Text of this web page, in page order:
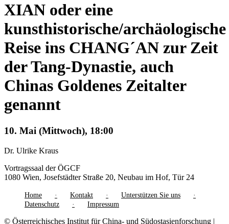
XIAN oder eine
kunsthistorische/archäologische
Reise ins CHANG´AN zur Zeit
der Tang-Dynastie, auch
Chinas Goldenes Zeitalter
genannt
10. Mai (Mittwoch), 18:00
Dr. Ulrike Kraus
Vortragssaal der ÖGCF
1080 Wien, Josefstädter Straße 20, Neubau im Hof, Tür 24
Home Kontakt
Unterstützen Sie uns
Datenschutz
Impressum
© Österreichisches Institut für China- und Südostasienforschung |